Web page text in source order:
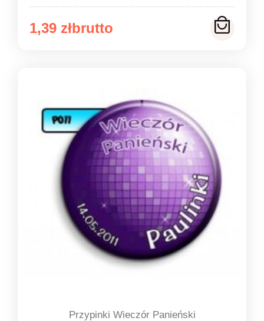
1,39 zł
Zakres
do
1,49 zł
Przypinki Wieczór Panieński